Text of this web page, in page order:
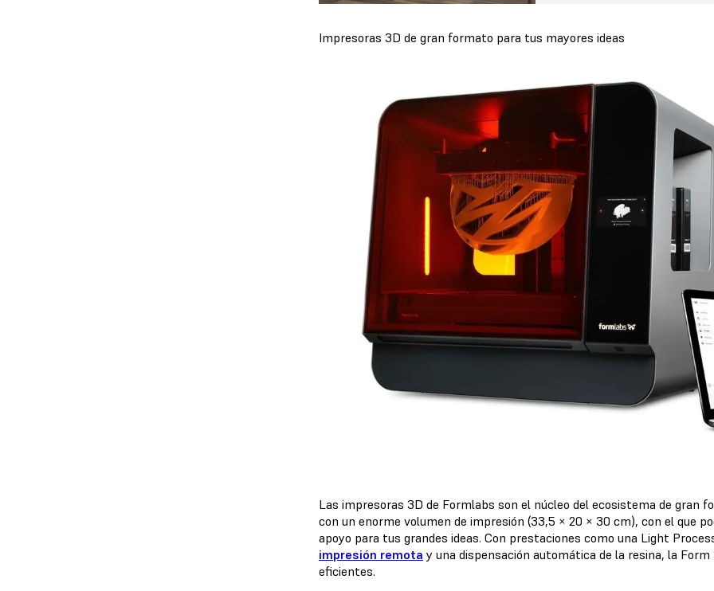
Impresoras 3D de gran formato para tus mayores ideas
Las impresoras 3D de Formlabs son el núcleo del ecosistema de gran
con un enorme volumen de impresión (33,5 × 20 × 30 cm), con el que
apoyo para tus grandes ideas. Con prestaciones como una Light
impresión remota y una dispensación automática de la resina, la
eficientes.